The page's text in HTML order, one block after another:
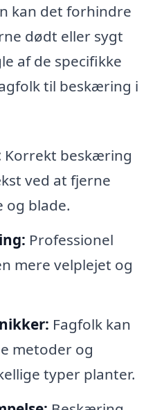
kan det forhindre
dødt eller sygt
af de specifikke
til beskæring i
Korrekt beskæring
ved at fjerne
og blade.
Professionel
mere velplejet og
Fagfolk kan
metoder og
typer planter.